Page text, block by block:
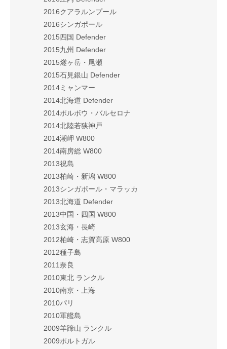
2016クアラルンプール
2016シンガポール
2015四国 Defender
2015九州 Defender
2015燧ヶ岳・尾瀬
2015石見銀山 Defender
2014ミャンマー
2014北海道 Defender
2014ポルボウ・バルセロナ
2014北陸若狭神戸
2014潮岬 W800
2014南房総 W800
2013祝島
2013柏崎・新潟 W800
2013シンガポール・マラッカ
2013北海道 Defender
2013中国・四国 W800
2013玄海・長崎
2012柏崎・志賀高原 W800
2012種子島
2011奈良
2010東北 ランクル
2010南京・上海
2010パリ
2010軍艦島
2009羊蹄山 ランクル
2009ポルトガル